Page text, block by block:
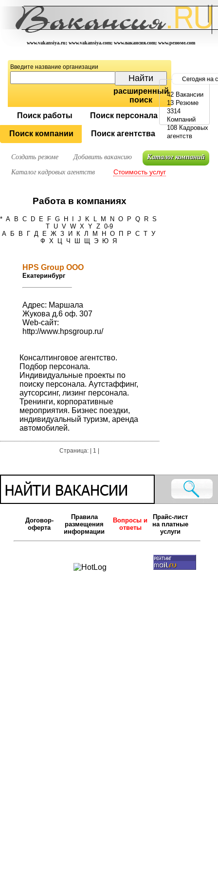
www.vakansiya.ru; www.vakansiya.com; www.вакансия.com; www.резюме.com
Введите название организации
расширенный
поиск
Поиск работы
Поиск персонала
Поиск компании Поиск агентства
Сегодня на
42 Вакансии
13 Резюме
3314
Компаний
108 Кадровых
агентств
Создать резюме Добавить вакансию Каталог компаний
Каталог кадровых агентств Стоимость услуг
Работа в компаниях
* A B C D E F G H J K L M N O P Q R S
T U V W X Y Z 0-9
А
Б В Г Д Е Ж З И К Л М Н О П Р С Т У
Ф Х Ц Ч Ш Щ Э Ю Я
HPS Group ООО
Екатеринбург
Адрес: Маршала
Жукова д.6 оф. 307
Web-сайт:
http://www.hpsgroup.ru/
Консалтинговое агентство.
Подбор персонала.
Индивидуальные проекты по
поиску персонала. Аутстаффинг,
аутсорсинг, лизинг персонала.
Тренинги, корпоративные
мероприятия. Бизнес поездки,
индивидуальный туризм, аренда
автомобилей.
Страница: | 1 |
Договор-
оферта
Правила
размещения
информации
Вопросы и
ответы
Прайс-лист
на платные
услуги